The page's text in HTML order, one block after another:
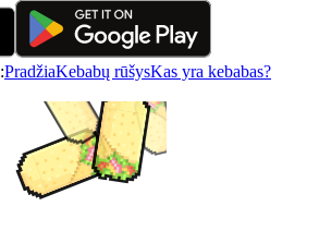
PradžiaKebabų rūšysKas yra kebabas?